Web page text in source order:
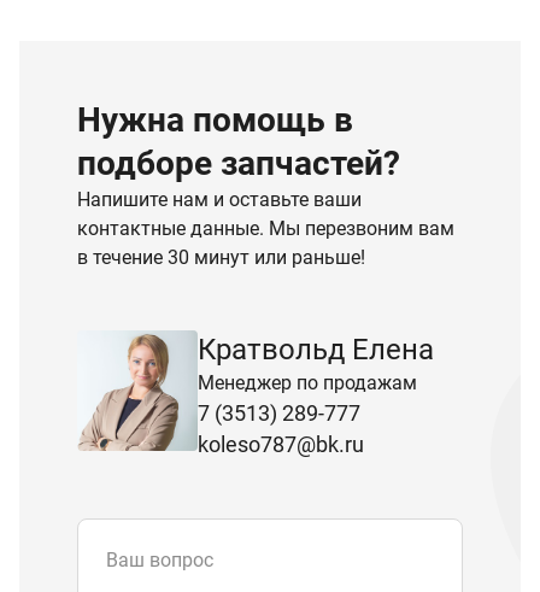
Нужна помощь в
подборе запчастей?
Напишите нам и оставьте ваши
контактные данные. Мы перезвоним вам
в течение 30 минут или раньше!
Кратвольд Елена
Менеджер по продажам
7 (3513) 289-777
koleso787@bk.ru
Ваш вопрос